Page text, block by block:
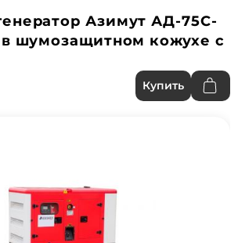
Азимут АД-75С-
в шумозащитном кожухе с
Купить